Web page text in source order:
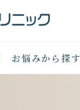
お悩みから探す